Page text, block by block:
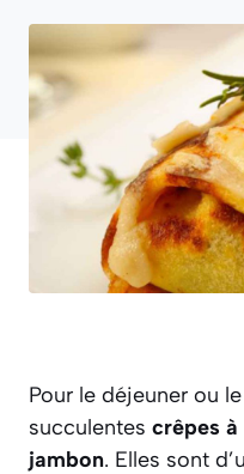
Pour le déjeuner ou
succulentes crêpes
jambon. Elles sont